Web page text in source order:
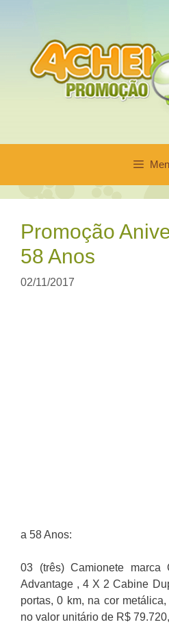
conteúdo
Promoção
58 Anos
02/11/2017
a 58 Anos:
03 (três) Camionete marca
Advantage , 4 X 2 Cabine
portas, 0 km, na cor
no valor unitário de R$